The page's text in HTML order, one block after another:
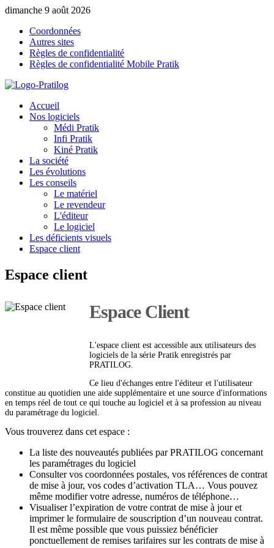
dimanche 9 août 2026
Coordonnées
Autres sites
Règles de confidentialité
Règles de confidentialité Mobile Pratik
Accueil
Nos logiciels
Médi Pratik
Infi Pratik
Kiné Pratik
La société
Les évolutions
Les conseils
Le matériel
Le revendeur
L'éditeur
Le logiciel
Les déficients visuels
Espace client
Espace client
Espace Client
L'espace client est accessible aux utilisateurs des
logiciels de la série Pratik enregistrés par
PRATILOG.
Ce lieu d'échanges entre l'éditeur et l'utilisateur
constitue au quotidien une aide supplémentaire et une source d'informations
en temps réel de tout ce qui touche au logiciel et à sa profession au niveau
du paramétrage du logiciel.
Vous trouverez dans cet espace :
La liste des nouveautés publiées par PRATILOG concernant
les paramétrages du logiciel
Consulter vos coordonnées postales, vos références de contrat
de mise à jour, vos codes d’activation TLA… Vous pouvez
même modifier votre adresse, numéros de téléphone…
Visualiser l’expiration de votre contrat de mise à jour et
imprimer le formulaire de souscription d’un nouveau contrat.
Il est même possible que vous puissiez bénéficier
ponctuellement de remises tarifaires sur les contrats de mise à